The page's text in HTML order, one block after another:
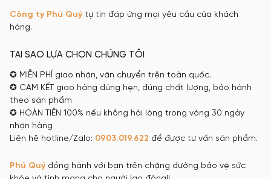
Công ty Phú Quý tự tin đáp ứng mọi yêu cầu của khách
hàng.
TẠI SAO LỰA CHỌN CHÚNG TÔI
✪ MIỄN PHÍ giao nhận, vận chuyển trên toàn quốc.
✪ CAM KẾT giao hàng đúng hẹn, đúng chất lượng, bảo hành
theo sản phẩm
✪ HOÀN TIỀN 100% nếu không hài lòng trong vòng 30 ngày
nhận hàng
Liên hê hotline/Zalo: 0903.019.622 để được tư vấn sản phẩm.
Phú Quý đồng hành với bạn trên chặng đường bảo vệ sức